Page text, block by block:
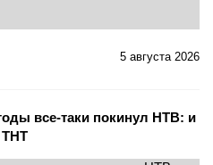
5 августа 2026
все-таки покинул НТВ: и
ТНТ